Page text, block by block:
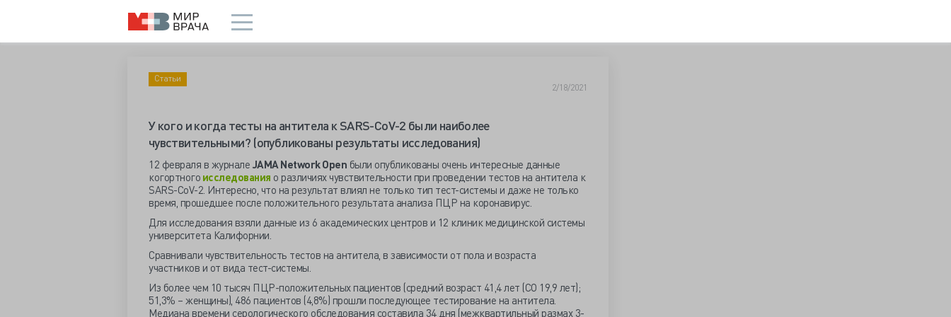
Статьи
2/18/2021
У кого и когда тесты на антитела к SARS-CoV-2 были наиболее
чувствительными? (опубликованы результаты исследования)
12 февраля в журнале JAMANetworkOpen были опубликованы очень интересные данные
когортного исследования о различиях чувствительности при проведении тестов на антитела к
SARS-CoV-2. Интересно, что на результат влиял не только тип тест-системы и даже не только
время, прошедшее после положительного результата анализа ПЦР на коронавирус.
Для исследования взяли данные из 6 академических центров и 12 клиник медицинской системы
университета Калифорнии.
Сравнивали чувствительность тестов на антитела, в зависимости от пола и возраста
участников и от вида тест-системы.
Из более чем 10 тысяч ПЦР-положительных пациентов (средний возраст 41,4 лет (СО 19,9 лет);
51,3% – женщины), 486 пациентов (4,8%) прошли последующее тестирование на антитела.
Медиана времени серологического обследования составила 34 дня (межквартильный размах 3-